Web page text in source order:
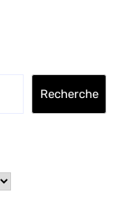
Recherche